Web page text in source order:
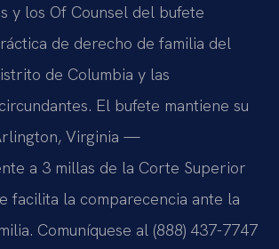
y los Of Counsel del bufete
de derecho de familia del
de Columbia y las
El bufete mantiene su
Virginia —
a 3 millas de la Corte Superior
facilita la comparecencia ante la
Comuníquese al (888) 437-7747